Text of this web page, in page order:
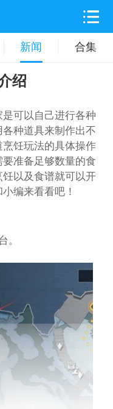
新闻 合集
绍
可以自己进行各种
种道具来制作出不
饪玩法的具体操作
准备足够数量的食
以及食谱就可以开
编来看看吧！
。